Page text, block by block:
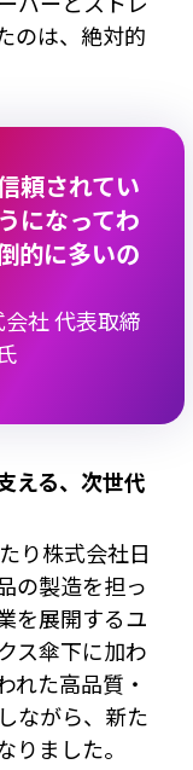
のは、絶対的
頼されてい
になってわ
的に多いの
社 代表取締
える、次世代
り株式会社日
の製造を担っ
を展開するユ
ス傘下に加わ
れた高品質・
ながら、新た
ました。